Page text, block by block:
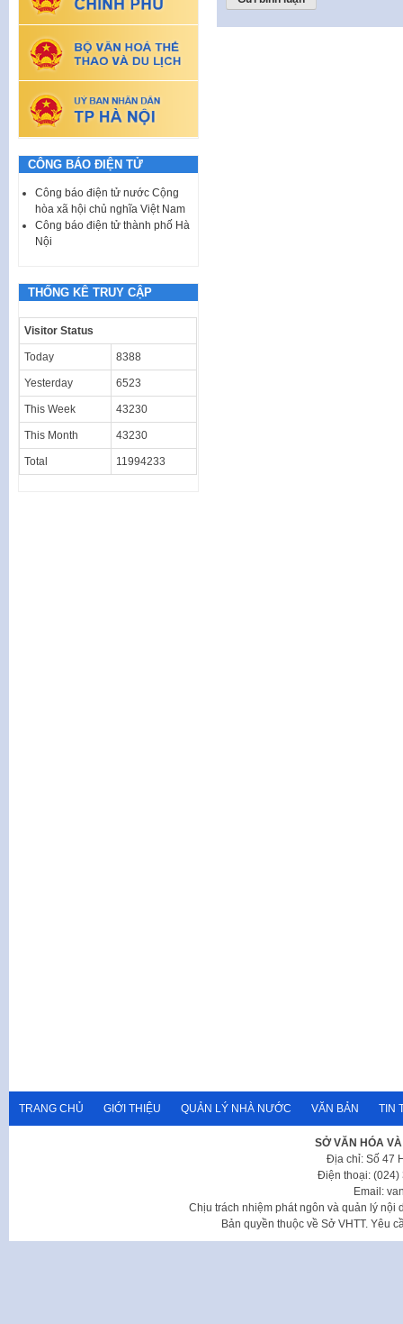
CÔNG BÁO ĐIỆN TỬ
Công báo điện tử nước Cộng
hòa xã hội chủ nghĩa Việt Nam
Công báo điện tử thành phố Hà
Nội
THỐNG KÊ TRUY CẬP
Visitor Status
Today 8388
Yesterday 6523
This Week 43230
This Month 43230
Total 11994233
TRANG CHỦ GIỚI THIỆU QUẢN LÝ NHÀ NƯỚC VĂN BẢN TIN
SỞ VĂN HÓA
Địa chỉ: Số 47
Điện thoại: (024)
Email:
Chịu trách nhiệm phát ngôn và quản lý nội
Bản quyền thuộc về Sở VHTT. Yêu